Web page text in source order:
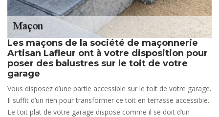
Les maçons de la société de maçonnerie
Artisan Lafleur ont à votre disposition pour
poser des balustres sur le toit de votre
garage
Vous disposez d’une partie accessible sur le toit de votre garage.
Il suffit d’un rien pour transformer ce toit en terrasse accessible.
Le toit plat de votre garage dispose comme il se doit d’un